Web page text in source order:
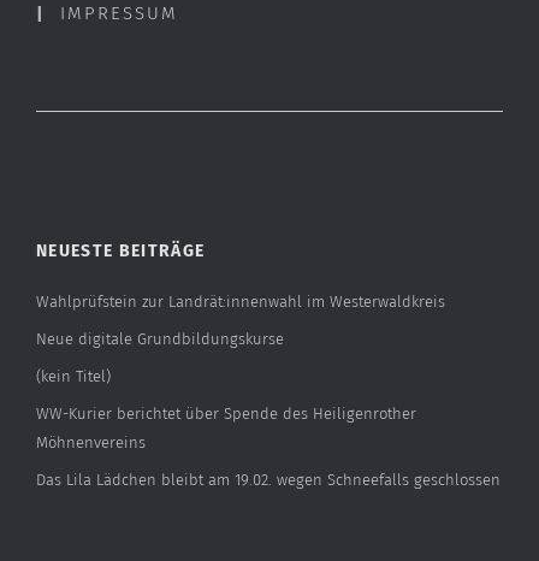
| IMPRESSUM
NEUESTE BEITRÄGE
Wahlprüfstein zur Landrät:innenwahl im Westerwaldkreis
Neue digitale Grundbildungskurse
(kein Titel)
WW-Kurier berichtet über Spende des Heiligenrother
Möhnenvereins
Das Lila Lädchen bleibt am 19.02. wegen Schneefalls geschlossen